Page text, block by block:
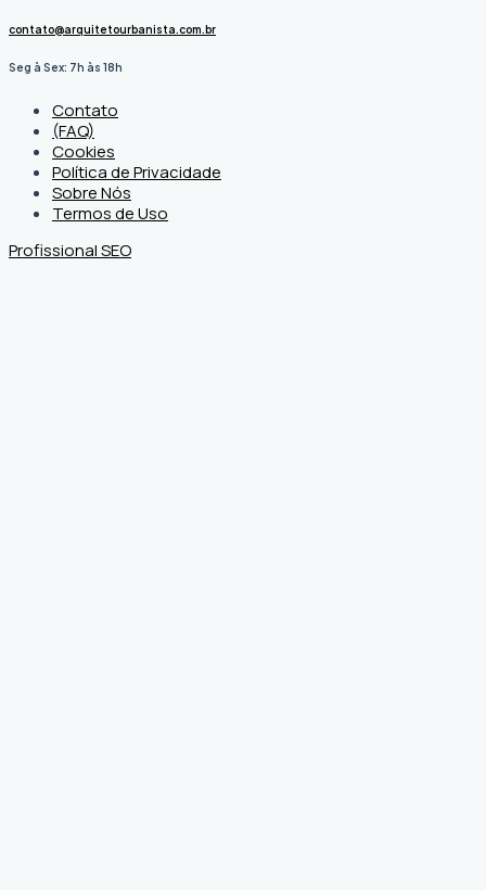
contato@arquitetourbanista.com.br
Seg à Sex: 7h às 18h
Contato
(FAQ)
Cookies
Política de Privacidade
Sobre Nós
Termos de Uso
Profissional SEO